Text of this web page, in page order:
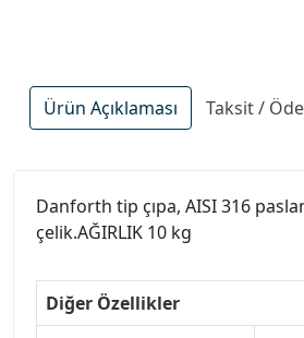
Ürün Açıklaması Taksit /
Danforth tip çıpa, AISI 316
çelik.AĞIRLIK 10 kg
Diğer Özellikler